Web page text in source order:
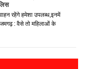
रहेंगे हमेशा उपलब्ध,इनमें
: वैसे तो महिलाओं के